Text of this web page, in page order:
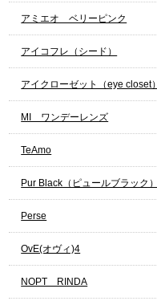
アミエオ ベリーピンク
アイコフレ（シード）
アイクローゼット（eye closet）
МI ワンデーレンズ
TeAmo
Pur Black（ピュールブラック）
Perse
OvE(オヴィ)4
NOPT RINDA